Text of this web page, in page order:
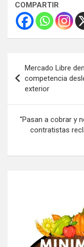
COMPARTIR
de
entradas
Mercado Libre
competencia
exterior
“Pasan a cobrar y
contratistas